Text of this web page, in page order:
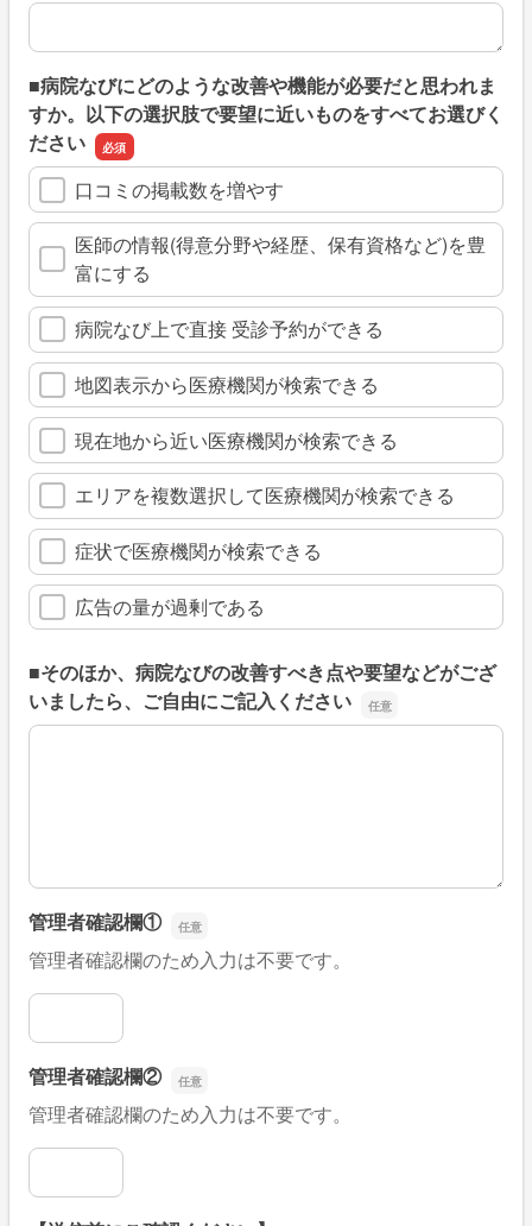
上記のように回答された具体的な理由があればご記入くだ
■病院なびにどのような改善や機能が必要だと思われま
すか。以下の選択肢で要望に近いものをすべてお選びく
ださい
口コミの掲載数を増やす
医師の情報(得意分野や経歴、保有資格など)を豊
富にする
病院なび上で直接 受診予約ができる
地図表示から医療機関が検索できる
現在地から近い医療機関が検索できる
エリアを複数選択して医療機関が検索できる
症状で医療機関が検索できる
広告の量が過剰である
■そのほか、病院なびの改善すべき点や要望などがござ
いましたら、ご自由にご記入ください
■そのほか、病院なびの改善すべき点や要望などがござい
管理者確認欄①
管理者確認欄のため入力は不要です。
管理者確認欄①
管理者確認欄②
管理者確認欄のため入力は不要です。
管理者確認欄②